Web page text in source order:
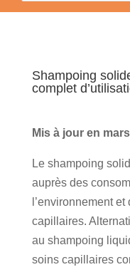
Shampoing
complet
Mis à jour en
Le shampoing
auprès des
l’environnement
capillaires.
au shampoing
soins capillaires